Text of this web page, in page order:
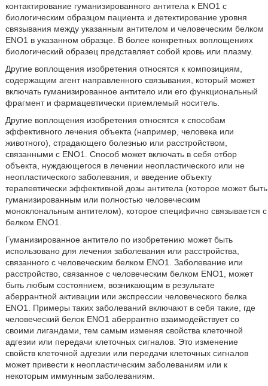
контактирование гуманизированного антитела к ENO1 с
биологическим образцом пациента и детектирование уровня
связывания между указанным антителом и человеческим белком
ENO1 в указанном образце. В более конкретных воплощениях
биологический образец представляет собой кровь или плазму.
Другие воплощения изобретения относятся к композициям,
содержащим агент направленного связывания, который может
включать гуманизированное антитело или его функциональный
фрагмент и фармацевтически приемлемый носитель.
Другие воплощения изобретения относятся к способам
эффективного лечения объекта (например, человека или
животного), страдающего болезнью или расстройством,
связанными с ENO1. Способ может включать в себя отбор
объекта, нуждающегося в лечении неопластического или не
неопластического заболевания, и введение объекту
терапевтически эффективной дозы антитела (которое может быть
гуманизированным или полностью человеческим
моноклональным антителом), которое специфично связывается с
белком ENO1.
Гуманизированное антитело по изобретению может быть
использовано для лечения заболевания или расстройства,
связанного с человеческим белком ENO1. Заболевание или
расстройство, связанное с человеческим белком ENO1, может
быть любым состоянием, возникающим в результате
аберрантной активации или экспрессии человеческого белка
ENO1. Примеры таких заболеваний включают в себя такие, где
человеческий белок ENO1 аберрантно взаимодействует со
своими лигандами, тем самым изменяя свойства клеточной
адгезии или передачи клеточных сигналов. Это изменение
свойств клеточной адгезии или передачи клеточных сигналов
может привести к неопластическим заболеваниям или к
некоторым иммунным заболеваниям.